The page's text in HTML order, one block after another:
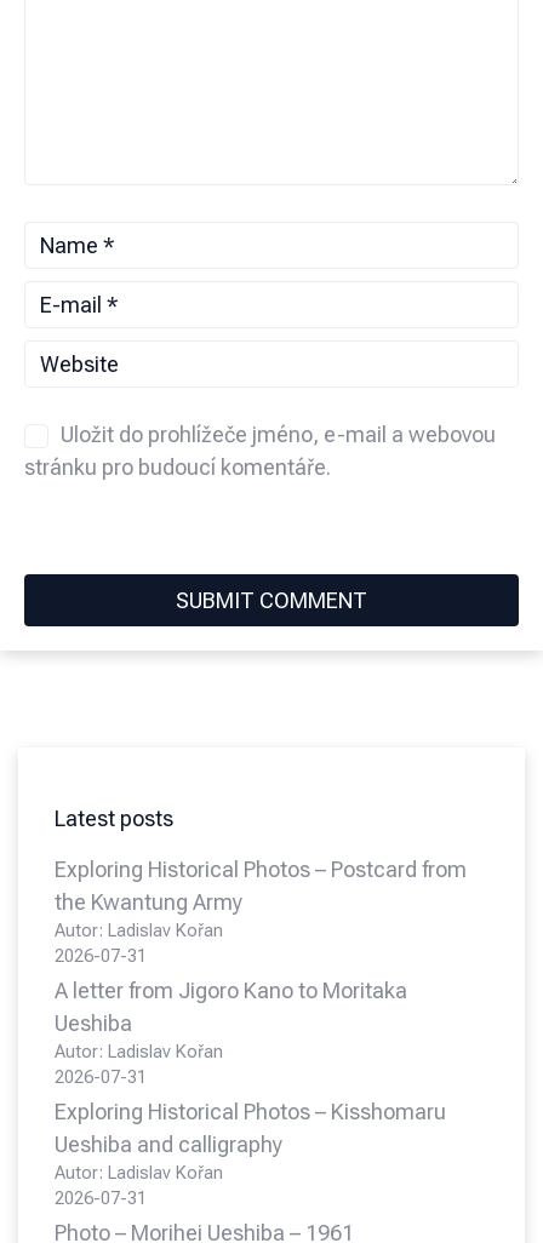
Uložit do prohlížeče jméno, e-mail a webovou
stránku pro budoucí komentáře.
Latest posts
Exploring Historical Photos – Postcard from
the Kwantung Army
Autor: Ladislav Kořan
2026-07-31
A letter from Jigoro Kano to Moritaka
Ueshiba
Autor: Ladislav Kořan
2026-07-31
Exploring Historical Photos – Kisshomaru
Ueshiba and calligraphy
Autor: Ladislav Kořan
2026-07-31
Photo – Morihei Ueshiba – 1961